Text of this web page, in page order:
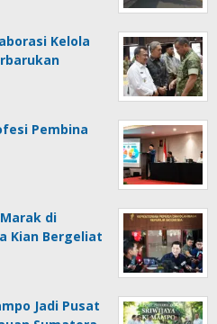
Kelola
Pembina
di
Kian Bergeliat
Jadi Pusat